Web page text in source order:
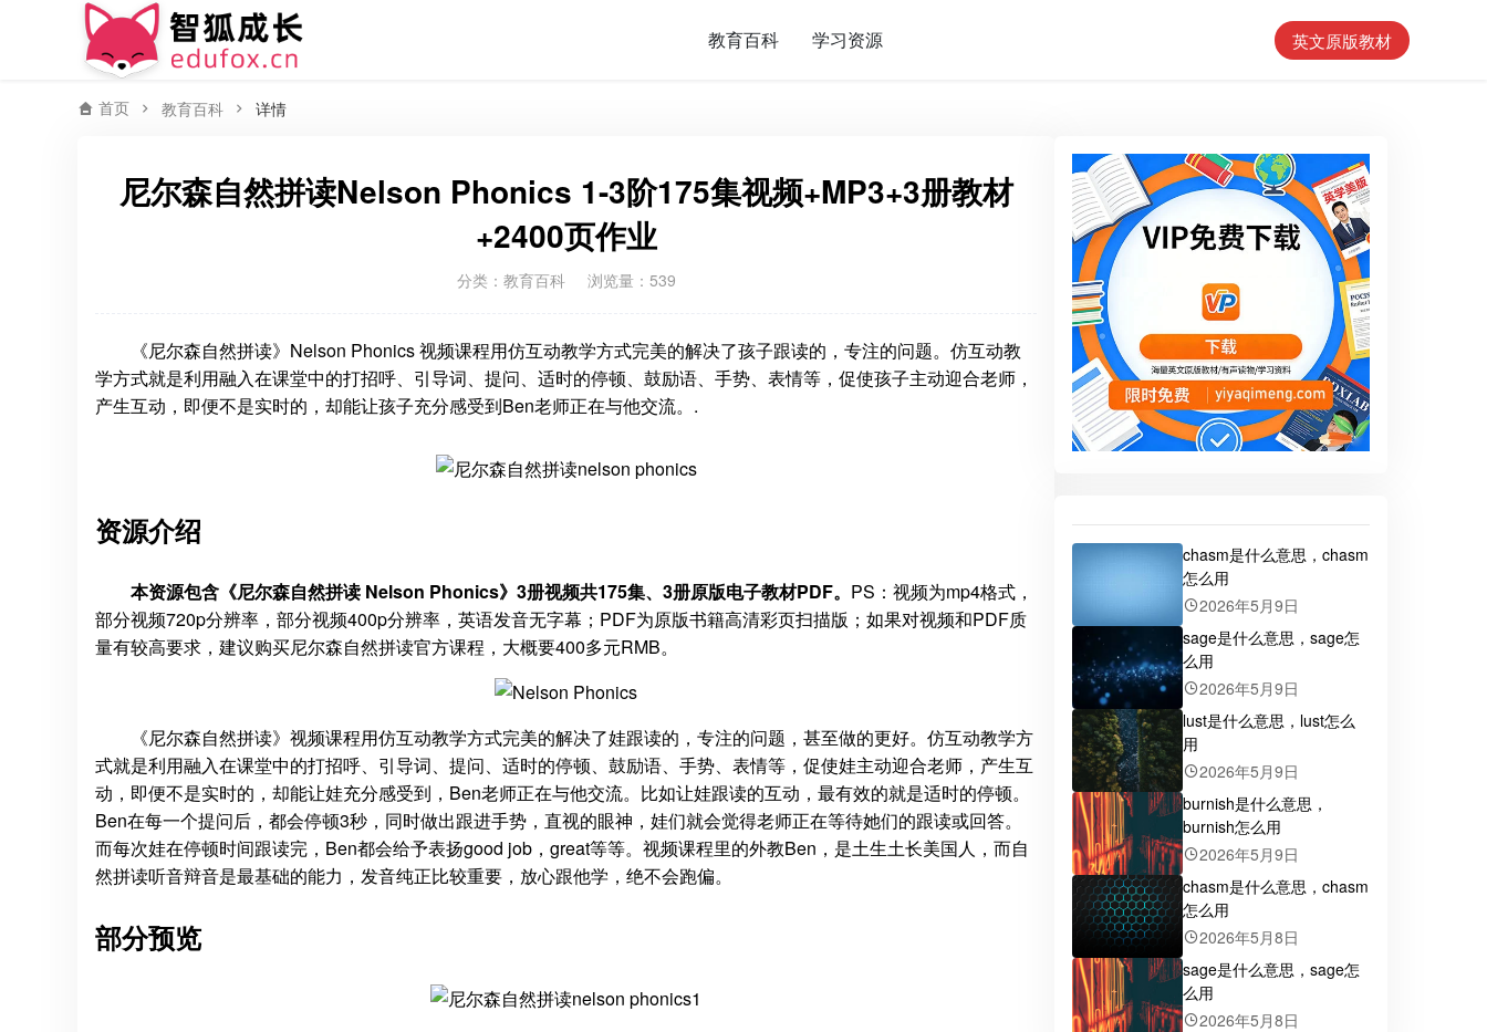
教育百科 学习资源 英文原版教材
首页 教育百科 详情
尼尔森自然拼读Nelson Phonics 1-3阶175集视频+MP3+3册教材
+2400页作业
分类： 教育百科 浏览量：539
《尼尔森自然拼读》Nelson Phonics 视频课程用仿互动教学方式完美的解决了孩子跟读的，专注的问题。仿互动教
学方式就是利用融入在课堂中的打招呼、引导词、提问、适时的停顿、鼓励语、手势、表情等，促使孩子主动迎合老师，
产生互动，即便不是实时的，却能让孩子充分感受到Ben老师正在与他交流。.
资源介绍
本资源包含《尼尔森自然拼读 Nelson Phonics》3册视频共175集、3册原版电子教材PDF。 PS：视频为mp4格式，
部分视频720p分辨率，部分视频400p分辨率，英语发音无字幕；PDF为原版书籍高清彩页扫描版；如果对视频和PDF质
量有较高要求，建议购买尼尔森自然拼读官方课程，大概要400多元RMB。
《尼尔森自然拼读》视频课程用仿互动教学方式完美的解决了娃跟读的，专注的问题，甚至做的更好。仿互动教学方
式就是利用融入在课堂中的打招呼、引导词、提问、适时的停顿、鼓励语、手势、表情等，促使娃主动迎合老师，产生互
动，即便不是实时的，却能让娃充分感受到，Ben老师正在与他交流。比如让娃跟读的互动，最有效的就是适时的停顿。
Ben在每一个提问后，都会停顿3秒，同时做出跟进手势，直视的眼神，娃们就会觉得老师正在等待她们的跟读或回答。
而每次娃在停顿时间跟读完，Ben都会给予表扬good job，great等等。视频课程里的外教Ben，是土生土长美国人，而自
然拼读听音辩音是最基础的能力，发音纯正比较重要，放心跟他学，绝不会跑偏。
部分预览
chasm是什么意思，chasm
怎么用
2026年5月9日
sage是什么意思，sage怎
么用
2026年5月9日
lust是什么意思，lust怎么
用
2026年5月9日
burnish是什么意思，
burnish怎么用
2026年5月9日
chasm是什么意思，chasm
怎么用
2026年5月8日
sage是什么意思，sage怎
么用
2026年5月8日